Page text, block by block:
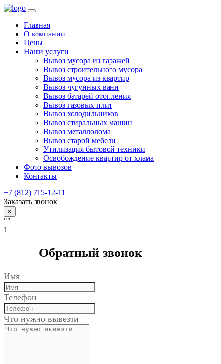
Главная
О компании
Цены
Наши услуги
Вывоз мусора из гаражей
Вывоз строительного мусора
Вывоз мусора из квартир
Вывоз чугунных ванн
Вывоз батарей отопления
Вывоз газовых плит
Вывоз холодильников
Вывоз стиральных машин
Вывоз металлолома
Вывоз старой мебели
Утилизация бытовой техники
Освобождение квартир от хлама
Фото вывозов
Контакты
+7 (812) 715-12-11
Заказать звонок
×
""
1
Обратный звонок
Имя
Телефон
Что нужно вывезти